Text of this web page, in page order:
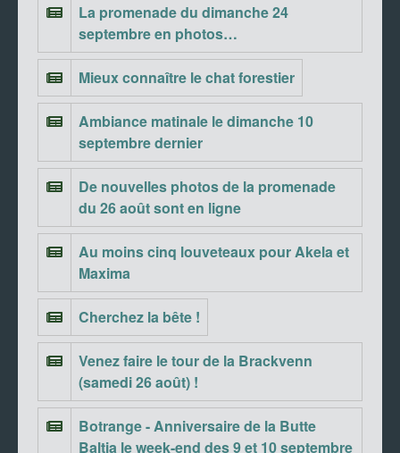
La promenade du dimanche 24
septembre en photos…
Mieux connaître le chat forestier
Ambiance matinale le dimanche 10
septembre dernier
De nouvelles photos de la promenade
du 26 août sont en ligne
Au moins cinq louveteaux pour Akela et
Maxima
Cherchez la bête !
Venez faire le tour de la Brackvenn
(samedi 26 août) !
Botrange - Anniversaire de la Butte
Baltia le week-end des 9 et 10 septembre